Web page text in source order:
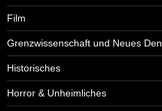
Film
Grenzwissenschaft und Neues
Historisches
Horror & Unheimliches